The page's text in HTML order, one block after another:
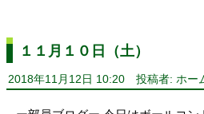
１１月１０日（土）
2018年11月12日 10:20 投稿者: ホー